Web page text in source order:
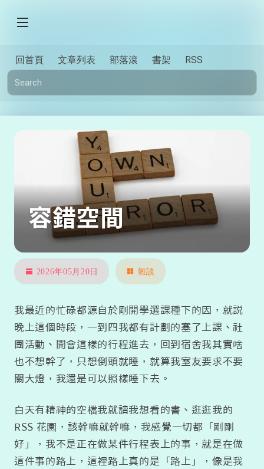
回首頁 文章列表 部落滾 書架 RSS
容錯空間
2026年05月20日 雜談
我最近的忙碌都源自於剛開學選課種下的因，就説
晚上這個時段，一到四我都有計劃的塞了上課、社
團活動、開會這樣的行程進去，回到宿舍我其實啥
也不想幹了，只想倒頭就睡，就算我室友要求不要
關大燈，我還是可以照樣睡下去。
白天有精神的空檔我就讀我想看的書、逛逛我的
RSS 花園，該幹嘛就幹嘛，我感覺一切都「剛剛
好」，我不是正在做某件行程表上的事，就是在做
這件事的路上，這裡路上真的是「路上」，像是我